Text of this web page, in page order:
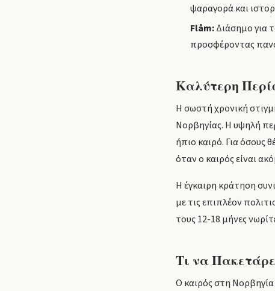
ψαραγορά και
Flåm:Διάσημο για
προσφέροντας
Καλύτερη
Η σωστή χρονική
Νορβηγίας. Η υψηλή
ήπιο καιρό. Για όσους
όταν ο καιρός είναι
Η έγκαιρη κράτηση
με τις επιπλέον
τους 12-18 μήνες
Τι να
Ο καιρός στη